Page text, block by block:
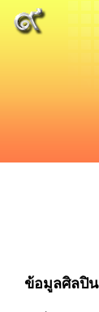
ข้อมูลศิลปิน